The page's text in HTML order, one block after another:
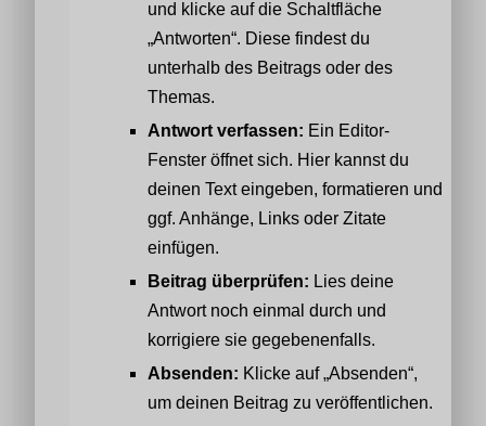
und klicke auf die Schaltfläche
„Antworten“. Diese findest du
unterhalb des Beitrags oder des
Themas.
Antwort verfassen: Ein Editor-
Fenster öffnet sich. Hier kannst du
deinen Text eingeben, formatieren und
ggf. Anhänge, Links oder Zitate
einfügen.
Beitrag überprüfen: Lies deine
Antwort noch einmal durch und
korrigiere sie gegebenenfalls.
Absenden: Klicke auf „Absenden“,
um deinen Beitrag zu veröffentlichen.